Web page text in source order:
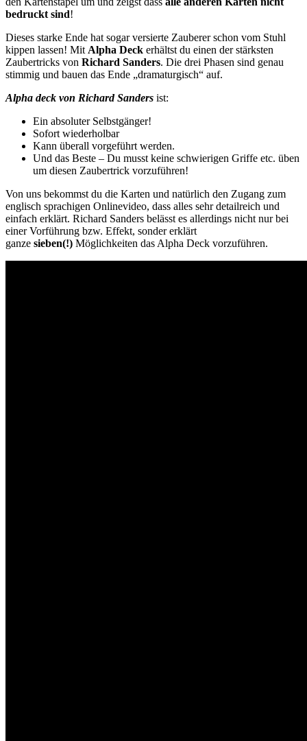
bedruckt sind!
Dieses starke Ende hat sogar versierte Zauberer schon vom Stuhl
kippen lassen! Mit Alpha Deck erhältst du einen der stärksten
Zaubertricks von Richard Sanders. Die drei Phasen sind genau
stimmig und bauen das Ende „dramaturgisch“ auf.
Alpha deck von Richard Sanders ist:
Ein absoluter Selbstgänger!
Sofort wiederholbar
Kann überall vorgeführt werden.
Und das Beste – Du musst keine schwierigen Griffe etc. üben
um diesen Zaubertrick vorzuführen!
Von uns bekommst du die Karten und natürlich den Zugang zum
englisch sprachigen Onlinevideo, dass alles sehr detailreich und
einfach erklärt. Richard Sanders belässt es allerdings nicht nur bei
einer Vorführung bzw. Effekt, sonder erklärt
ganze sieben(!) Möglichkeiten das Alpha Deck vorzuführen.